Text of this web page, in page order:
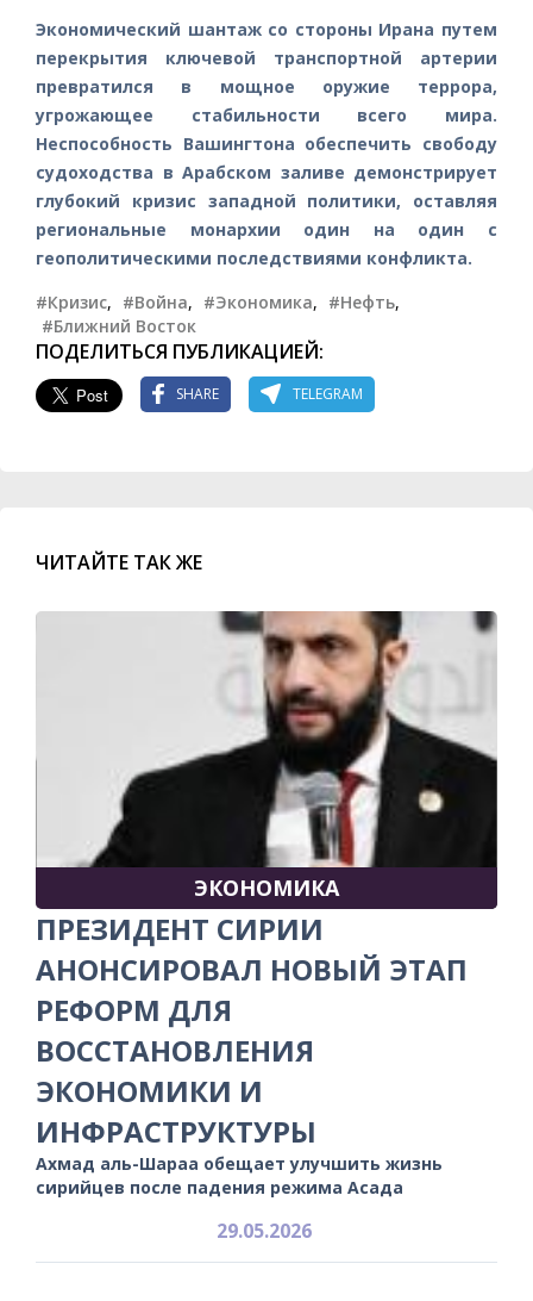
Экономический шантаж со стороны Ирана путем
перекрытия ключевой транспортной артерии
превратился в мощное оружие террора,
угрожающее стабильности всего мира.
Неспособность Вашингтона обеспечить свободу
судоходства в Арабском заливе демонстрирует
глубокий кризис западной политики, оставляя
региональные монархии один на один с
геополитическими последствиями конфликта.
#Кризис, #Война, #Экономика, #Нефть,
#Ближний Восток
ПОДЕЛИТЬСЯ ПУБЛИКАЦИЕЙ:
SHARE TELEGRAM
ЧИТАЙТЕ ТАК ЖЕ
ЭКОНОМИКА
ПРЕЗИДЕНТ СИРИИ
АНОНСИРОВАЛ НОВЫЙ ЭТАП
РЕФОРМ ДЛЯ
ВОССТАНОВЛЕНИЯ
ЭКОНОМИКИ И
ИНФРАСТРУКТУРЫ
Ахмад аль-Шараа обещает улучшить жизнь
сирийцев после падения режима Асада
29.05.2026